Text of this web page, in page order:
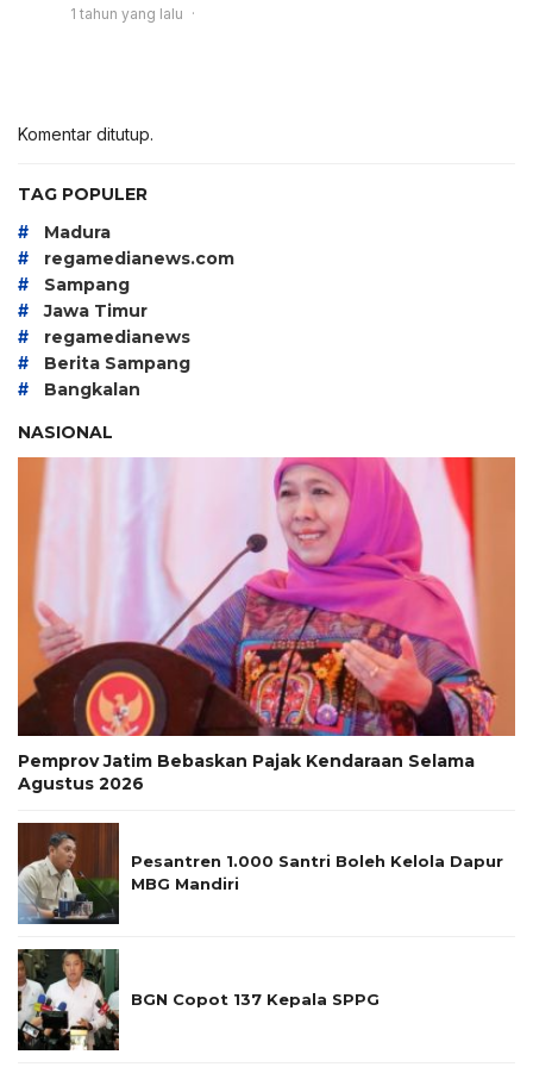
1 tahun yang lalu
Komentar ditutup.
TAG POPULER
# Madura
# regamedianews.com
# Sampang
# Jawa Timur
# regamedianews
# Berita Sampang
#
Bangkalan
NASIONAL
Pemprov Jatim Bebaskan Pajak Kendaraan Selama
Agustus 2026
Pesantren 1.000 Santri Boleh Kelola Dapur
MBG Mandiri
BGN Copot 137 Kepala SPPG